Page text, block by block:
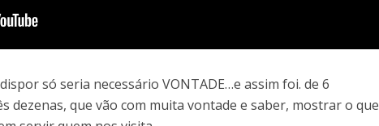
só seria necessário VONTADE…e assim foi. de 6
dezenas, que vão com muita vontade e saber, mostrar o que